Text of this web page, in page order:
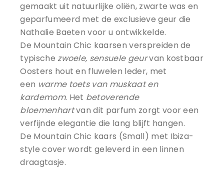
gemaakt uit natuurlijke oliën, zwarte was en
geparfumeerd met de exclusieve geur die
Nathalie Baeten voor u ontwikkelde.
De Mountain Chic kaarsen verspreiden de
typischezwoele, sensuele geurvan kostbaar
Oosters hout en fluwelen leder, met
een warme toets van muskaat en
kardemom. Het betoverende
bloemenhartvan dit parfum zorgt voor een
verfijnde elegantie die lang blijft hangen.
De Mountain Chic kaars (Small) met Ibiza-
style cover wordt geleverd in een linnen
draagtasje.